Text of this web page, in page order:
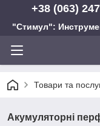
+38 (063)
"Стимул":
Товари та
Акумуляторні